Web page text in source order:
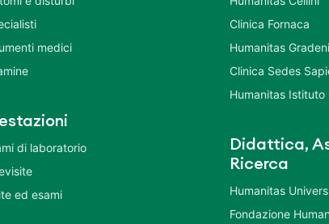
medici
di laboratorio
ed esami
Clinica Fornaca
Humanitas
Clinica Sedes
Humanitas Istituto
Didattica,
Ricerca
Humanitas
Fondazione